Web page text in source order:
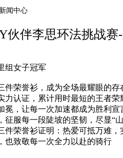
新闻中心
伙伴李思环法挑战赛
组女子冠军
荣誉衫，成为全场最耀眼的存
认证，累计用时最短的王者荣
，让每一次加速都成为胜利宣
服每一段陡坡的坚韧，尽显“山
件荣誉衫证明：热爱可抵万难，
也致敬每一次全力以赴的骑行